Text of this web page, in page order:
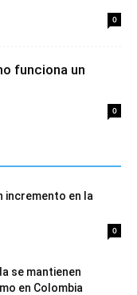
0
funciona un
0
incremento en la
0
se mantienen
en Colombia